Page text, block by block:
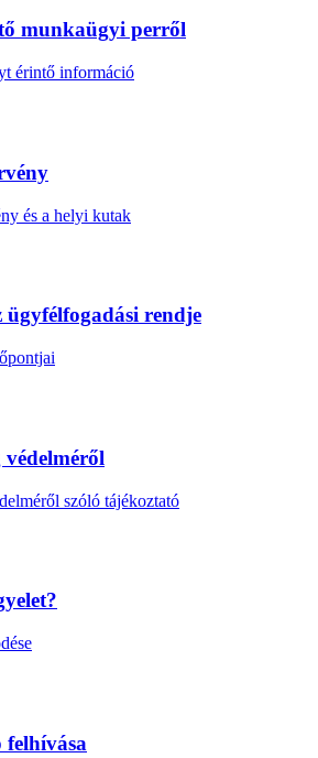
munkaügyi perről
érintő információ
és a helyi kutak
ügyfélfogadási rendje
védelméről
szóló tájékoztató
felhívása